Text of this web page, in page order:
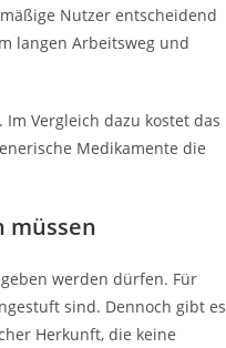
Nutzer entscheidend
langen Arbeitsweg und
Vergleich dazu kostet das
Medikamente die
müssen
werden dürfen. Für
sind. Dennoch gibt es
Herkunft, die keine